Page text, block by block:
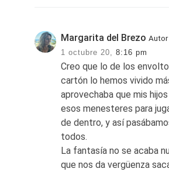
Margarita del Brezo Autor
1 octubre 20,
8:16 pm
Creo que lo de los
cartón lo hemos vivido
aprovechaba que mis
esos menesteres para
de dentro, y así
todos.
La fantasía no se acaba
que nos da vergüenza